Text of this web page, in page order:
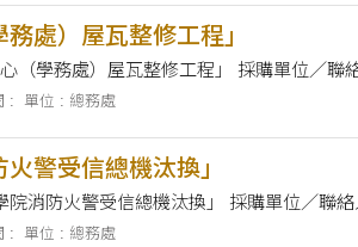
務處）屋瓦整修工程」
: 單位 : 總務處
火警受信總機汰換」
: 單位 : 總務處